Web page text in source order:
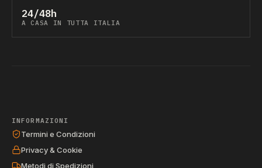
24/48h
A CASA IN TUTTA ITALIA
INFORMAZIONI
Termini e Condizioni
Privacy & Cookie
Metodi di Spedizioni